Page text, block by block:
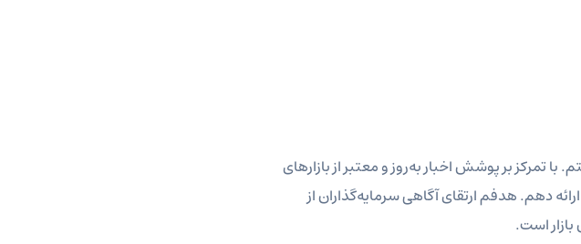
با تمرکز بر پوشش اخبار به‌روز و معتبر از بازارهای
دهم. هدفم ارتقای آگاهی سرمایه‌گذاران از
است.